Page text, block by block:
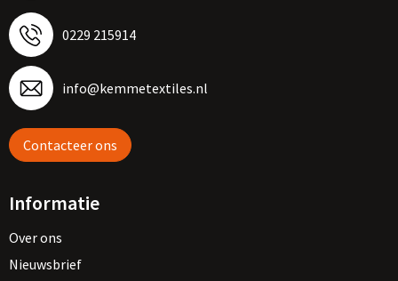
0229 215914
info@kemmetextiles.nl
Contacteer ons
Informatie
Over ons
Nieuwsbrief